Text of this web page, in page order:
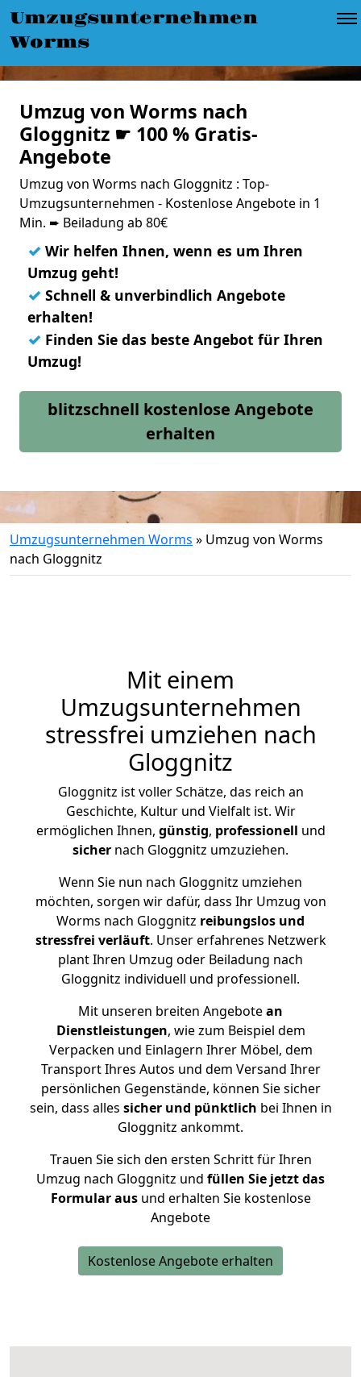
Umzugsunternehmen
Worms
Umzug von Worms nach
Gloggnitz ☛ 100 % Gratis-
Angebote
Umzug von Worms nach Gloggnitz : Top-
Umzugsunternehmen - Kostenlose Angebote in 1
Min. ➨ Beiladung ab 80€
✓ Wir helfen Ihnen, wenn es um Ihren
Umzug geht!
✓ Schnell & unverbindlich Angebote
erhalten!
✓ Finden Sie das beste Angebot für Ihren
Umzug!
blitzschnell kostenlose Angebote
erhalten
Umzugsunternehmen Worms » Umzug von Worms
nach Gloggnitz
Mit einem
Umzugsunternehmen
stressfrei umziehen nach
Gloggnitz
Gloggnitz ist voller Schätze, das reich an
Geschichte, Kultur und Vielfalt ist. Wir
ermöglichen Ihnen, günstig, professionell und
sicher nach Gloggnitz umzuziehen.
Wenn Sie nun nach Gloggnitz umziehen
möchten, sorgen wir dafür, dass Ihr Umzug von
Worms nach Gloggnitz reibungslos und
stressfrei verläuft. Unser erfahrenes Netzwerk
plant Ihren Umzug oder Beiladung nach
Gloggnitz individuell und professionell.
Mit unseren breiten Angebotean
Dienstleistungen, wie zum Beispiel dem
Verpacken und Einlagern Ihrer Möbel, dem
Transport Ihres Autos und dem Versand Ihrer
persönlichen Gegenstände, können Sie sicher
sein, dass alles sicher und pünktlich bei Ihnen in
Gloggnitz ankommt.
Trauen Sie sich den ersten Schritt für Ihren
Umzug nach Gloggnitz und füllen Sie jetzt das
Formular ausund erhalten Sie kostenlose
Angebote
Kostenlose Angebote erhalten